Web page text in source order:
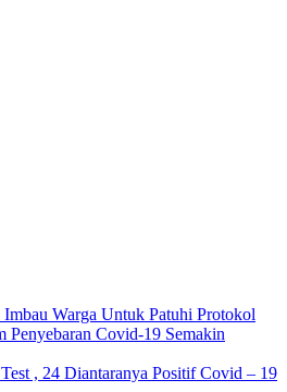
Warga Untuk Patuhi Protokol
Penyebaran Covid-19 Semakin
, 24 Diantaranya Positif Covid – 19